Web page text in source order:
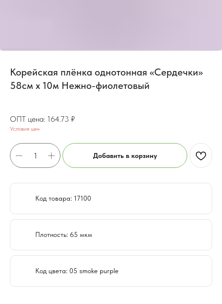
Корейская плёнка однотонная «Сердечки»
58см x 10м Нежно-фиолетовый
164.73 ₽
Условия цен
Добавить в корзину
Код товара: 17100
Плотность: 65 мкм
Код цвета: 05 smoke purple